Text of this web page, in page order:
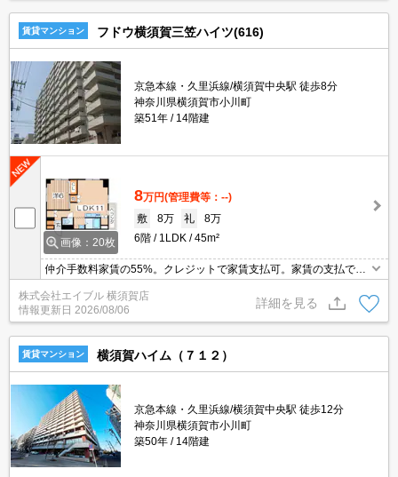
賃貸マンション フドウ横須賀三笠ハイツ(616)
京急本線・久里浜線/横須賀中央駅 徒歩8分
神奈川県横須賀市小川町
築51年
14階建
画像：20枚
8万円(管理費等：--)
敷
8万 礼
8万
6階
1LDK 45m²
仲介手数料家賃の55%。クレジットで家賃支払可。家賃の支払でポ
イントたまります（条件あり）。
株式会社エイブル 横須賀店
情報更新日 2026/08/06
詳細を見る
賃貸マンション 横須賀ハイム（７１２）
京急本線・久里浜線/横須賀中央駅 徒歩12分
神奈川県横須賀市小川町
築50年
14階建